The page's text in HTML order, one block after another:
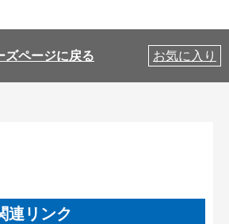
ズページに戻る お気に入り
連リンク